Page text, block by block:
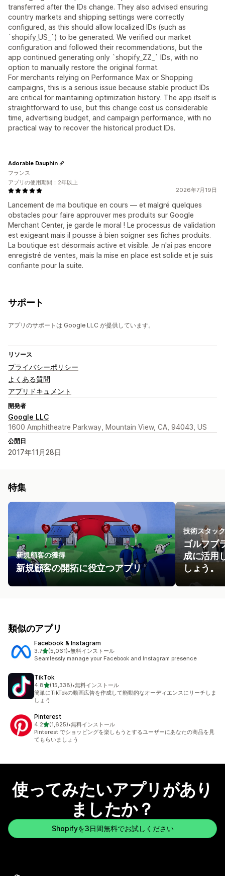
transferred after the IDs change. They also advised ensuring
country markets and shipping settings were correctly
configured, as this should allow localized IDs (such as
`shopify_US_`) to be generated. We verified our market
configuration and followed their recommendations, but the
app continued generating only `shopify_ZZ_` IDs, with no
option to manually restore the original format.
For merchants relying on Performance Max or Shopping
campaigns, this is a serious issue because stable product IDs
are critical for maintaining optimization history. The app itself is
straightforward to use, but this change cost us considerable
time, advertising budget, and campaign performance, with no
practical way to recover the historical product IDs.
2026年7月19日
Lancement de ma boutique en cours — et malgré quelques
obstacles pour faire approuver mes produits sur Google
Merchant Center, je garde le moral ! Le processus de validation
est exigeant mais il pousse à bien soigner ses fiches produits.
La boutique est désormais active et visible. Je n'ai pas encore
enregistré de ventes, mais la mise en place est solide et je suis
confiante pour la suite.
Adorable Dauphin
フランス
アプリの使用期間：2年以上
サポート
アプリのサポートは Google LLC が提供しています。
リソース
プライバシーポリシー
よくある質問
アプリドキュメント
開発者
Google LLC
1600 Amphitheatre Parkway, Mountain View, CA, 94043, US
公開日
2017年11月28日
特集
新規顧客の獲得
新規顧客の開拓に役立つアプリ
技術スタック
ゴルフブ
成に活用
しょう。
類似のアプリ
Facebook & Instagram
3.75つ星中
(5,061)
合計レビュー数：5061件
•無料インストール
Seamlessly manage your Facebook and Instagram presence
TikTok
4.85つ星中
(15,338)
合計レビュー数：15338件
•無料インストール
簡単にTikTokの動画広告を作成して能動的なオーディエンスにリーチしま
しょう
Pinterest
4.25つ星中
(1,625)
合計レビュー数：1625件
•無料インストール
Pinterest でショッピングを楽しもうとするユーザーにあなたの商品を見
てもらいましょう
使ってみたいアプリがあり
ましたか？
Shopifyを3日間無料でお試しください